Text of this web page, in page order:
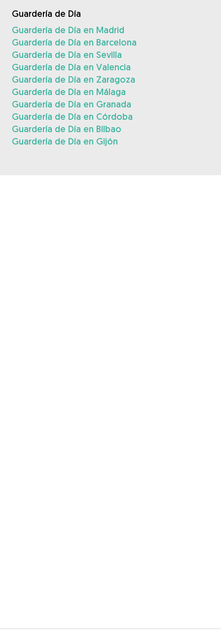
Guardería de Día
Guardería de Día en Madrid
Guardería de Día en Barcelona
Guardería de Día en Sevilla
Guardería de Día en Valencia
Guardería de Día en Zaragoza
Guardería de Día en Málaga
Guardería de Día en Granada
Guardería de Día en Córdoba
Guardería de Día en Bilbao
Guardería de Día en Gijón